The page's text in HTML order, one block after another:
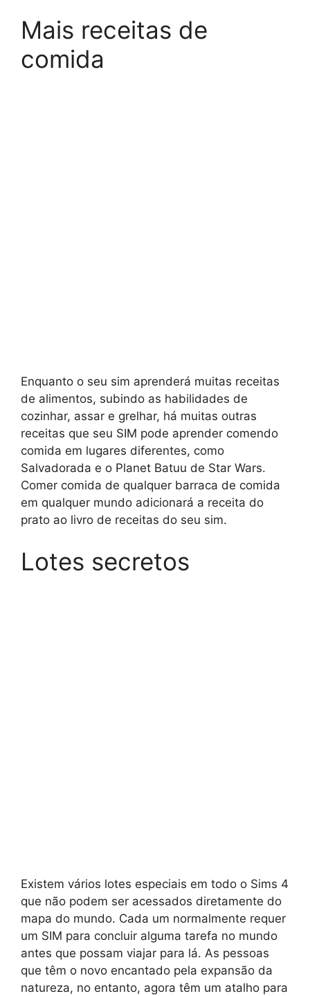
Mais receitas de
comida
Enquanto o seu sim aprenderá muitas receitas
de alimentos, subindo as habilidades de
cozinhar, assar e grelhar, há muitas outras
receitas que seu SIM pode aprender comendo
comida em lugares diferentes, como
Salvadorada e o Planet Batuu de Star Wars.
Comer comida de qualquer barraca de comida
em qualquer mundo adicionará a receita do
prato ao livro de receitas do seu sim.
Lotes secretos
Existem vários lotes especiais em todo o Sims 4
que não podem ser acessados diretamente do
mapa do mundo. Cada um normalmente requer
um SIM para concluir alguma tarefa no mundo
antes que possam viajar para lá. As pessoas
que têm o novo encantado pela expansão da
natureza, no entanto, agora têm um atalho para